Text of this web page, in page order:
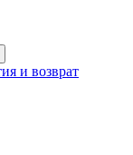
и возврат